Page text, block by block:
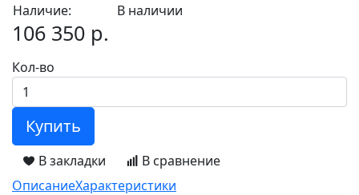
Наличие:
В наличии
106 350 р.
Кол-во
Купить
В закладки
В сравнение
ОписаниеХарактеристики